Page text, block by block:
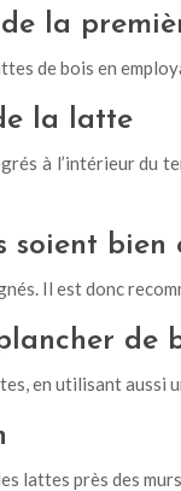
la
de bois en
la latte
à l’intérieur du
soient bien
Il est donc
de
en utilisant
lattes près des